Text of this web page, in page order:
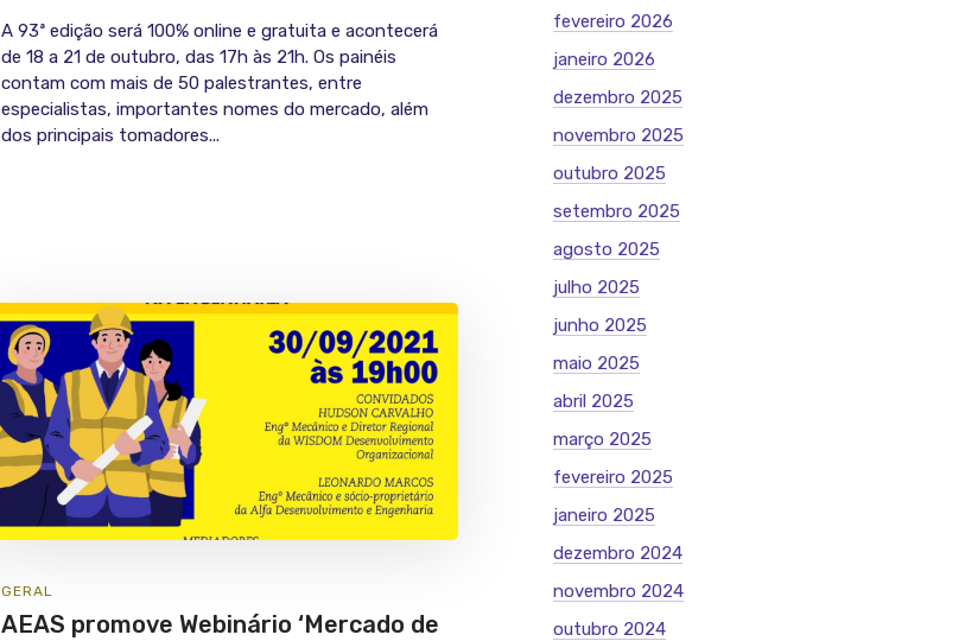
A 93ª edição será 100% online e gratuita e acontecerá
de 18 a 21 de outubro, das 17h às 21h. Os painéis
contam com mais de 50 palestrantes, entre
especialistas, importantes nomes do mercado, além
dos principais tomadores...
GERAL
AEAS promove Webinário ‘Mercado de
fevereiro 2026
janeiro 2026
dezembro 2025
novembro 2025
outubro 2025
setembro 2025
agosto 2025
julho 2025
junho 2025
maio 2025
abril 2025
março 2025
fevereiro 2025
janeiro 2025
dezembro 2024
novembro 2024
outubro 2024